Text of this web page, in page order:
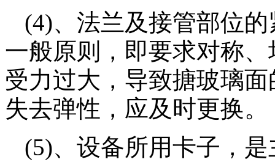
(4)、法兰及接管部位
一般原则，即要求对称
受力过大，导致搪玻璃
失去弹性，应及时更换。
(5)、设备所用卡子，